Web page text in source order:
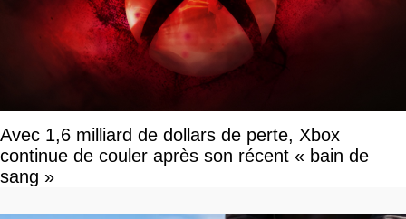
Avec 1,6 milliard de dollars de perte, Xbox
continue de couler après son récent « bain de
sang »